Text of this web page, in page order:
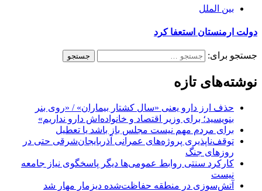
بین الملل
دولت ارمنستان استعفا کرد
جستجو برای:
نوشته‌های تازه
حذف ارز دارو یعنی «سال کشتار بیماران» / «روی بنر
بنویسید؛ برای وزیر اقتصاد و خانواده‌اش دارو نداریم»
برای مردم مهم نیست مجلس باز باشد یا تعطیل
توقف‌ناپذیری پروژه‌های عمرانی آذربایجان‌شرقی حتی در
روزهای جنگ
کارکرد سنتی روابط عمومی‌ها دیگر پاسخگوی نیاز جامعه
نیست
آتش‌سوزی در منطقه حفاظت‌شده دیزمار مهار شد